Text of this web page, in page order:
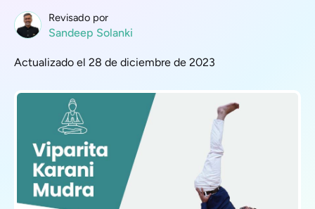
Revisado por
Sandeep Solanki
Actualizado el 28 de diciembre de 2023